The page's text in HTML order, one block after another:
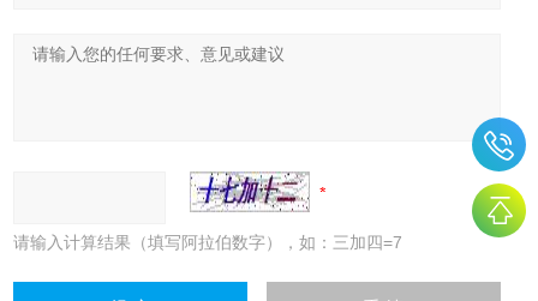
请输入计算结果（填写阿拉伯数字），如：三加四=7